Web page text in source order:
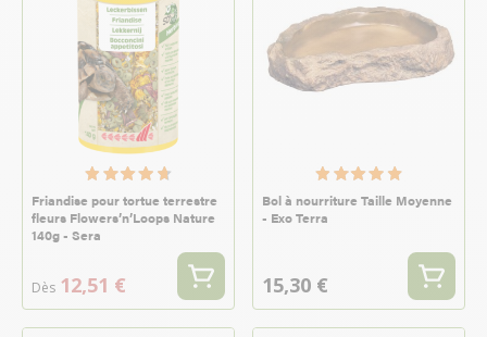
Friandise pour tortue terrestre
fleurs Flowers’n’Loops Nature
140g - Sera
Dès 12,51 €
Bol à nourriture Taille Moyenne
- Exo Terra
15,30 €